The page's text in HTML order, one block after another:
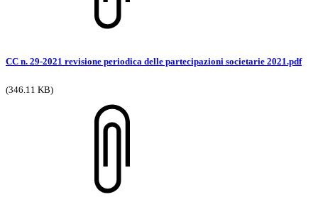
CC n. 29-2021 revisione periodica delle partecipazioni societarie 2021.pdf
(346.11 KB)